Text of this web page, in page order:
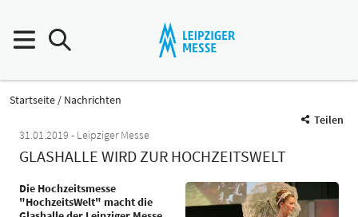
Startseite
Nachrichten
Teilen
31.01.2019
Leipziger Messe
GLASHALLE WIRD ZUR HOCHZEITSWELT
Die Hochzeitsmesse
"HochzeitsWelt" macht die